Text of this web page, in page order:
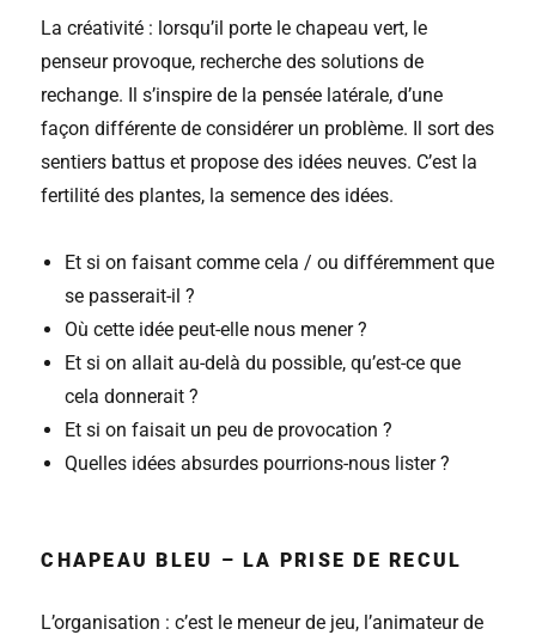
La créativité : lorsqu’il porte le chapeau vert, le
penseur provoque, recherche des solutions de
rechange. Il s’inspire de la pensée latérale, d’une
façon différente de considérer un problème. Il sort des
sentiers battus et propose des idées neuves. C’est la
fertilité des plantes, la semence des idées.
Et si on faisant comme cela / ou différemment que
se passerait-il ?
Où cette idée peut-elle nous mener ?
Et si on allait au-delà du possible, qu’est-ce que
cela donnerait ?
Et si on faisait un peu de provocation ?
Quelles idées absurdes pourrions-nous lister ?
CHAPEAU BLEU – LA PRISE DE RECUL
L’organisation : c’est le meneur de jeu, l’animateur de